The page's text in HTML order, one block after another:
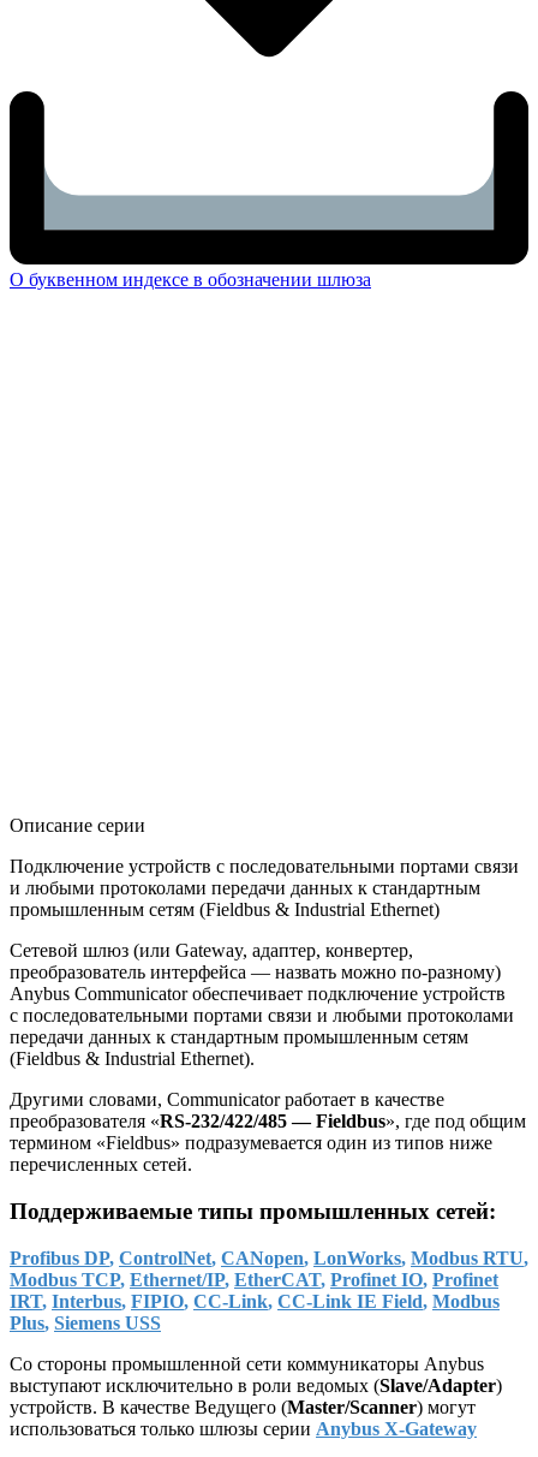
О буквенном индексе в обозначении шлюза
Описание серии
Подключение устройств с последовательными портами связи
и любыми протоколами передачи данных к стандартным
промышленным сетям (Fieldbus & Industrial Ethernet)
Сетевой шлюз (или Gateway, адаптер, конвертер,
преобразователь интерфейса — назвать можно по-разному)
Anybus Communicator обеспечивает подключение устройств
с последовательными портами связи и любыми протоколами
передачи данных к стандартным промышленным сетям
(Fieldbus & Industrial Ethernet).
Другими словами, Communicator работает в качестве
преобразователя «RS-232/422/485 — Fieldbus», где под общим
термином «Fieldbus» подразумевается один из типов ниже
перечисленных сетей.
Поддерживаемые типы промышленных сетей:
Profibus DP, ControlNet, CANopen, LonWorks, Modbus RTU,
Modbus TCP, Ethernet/IP, EtherCAT, Profinet IO, Profinet
IRT, Interbus, FIPIO, CC-Link, CC-Link IE Field, Modbus
Plus, Siemens USS
Со стороны промышленной сети коммуникаторы Anybus
выступают исключительно в роли ведомых (Slave/Adapter)
устройств. В качестве Ведущего (Master/Scanner) могут
использоваться только шлюзы серии Anybus X-Gateway